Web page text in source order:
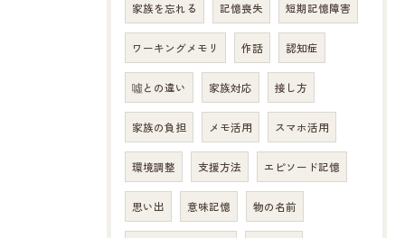
家族を忘れる 記憶喪失 短期記憶障害
ワーキングメモリ 作話 認知症
噓との違い 家族対応 接し方
家族の負担 メモ活用 スマホ活用
環境調整 支援方法 エピソード記憶
思い出 意味記憶 物の名前